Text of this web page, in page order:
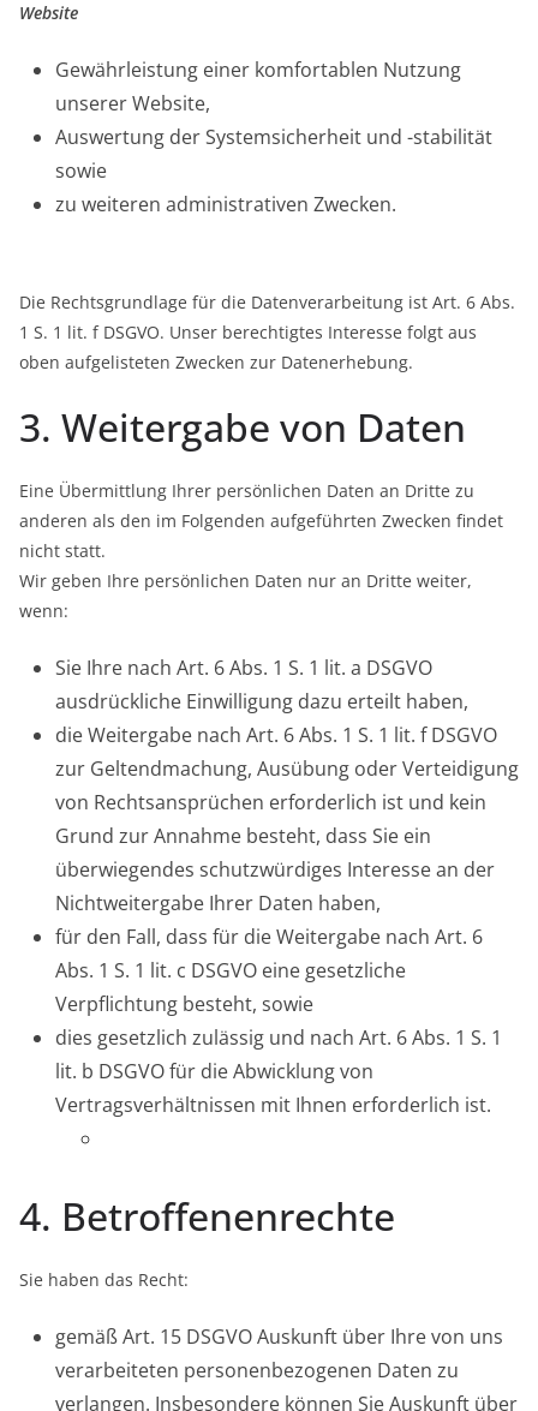
Website
Gewährleistung einer komfortablen Nutzung
unserer Website,
Auswertung der Systemsicherheit und -stabilität
sowie
zu weiteren administrativen Zwecken.
Die Rechtsgrundlage für die Datenverarbeitung ist Art. 6 Abs.
1 S. 1 lit. f DSGVO. Unser berechtigtes Interesse folgt aus
oben aufgelisteten Zwecken zur Datenerhebung.
3. Weitergabe von Daten
Eine Übermittlung Ihrer persönlichen Daten an Dritte zu
anderen als den im Folgenden aufgeführten Zwecken findet
nicht statt.
Wir geben Ihre persönlichen Daten nur an Dritte weiter,
wenn:
Sie Ihre nach Art. 6 Abs. 1 S. 1 lit. a DSGVO
ausdrückliche Einwilligung dazu erteilt haben,
die Weitergabe nach Art. 6 Abs. 1 S. 1 lit. f DSGVO
zur Geltendmachung, Ausübung oder Verteidigung
von Rechtsansprüchen erforderlich ist und kein
Grund zur Annahme besteht, dass Sie ein
überwiegendes schutzwürdiges Interesse an der
Nichtweitergabe Ihrer Daten haben,
für den Fall, dass für die Weitergabe nach Art. 6
Abs. 1 S. 1 lit. c DSGVO eine gesetzliche
Verpflichtung besteht, sowie
dies gesetzlich zulässig und nach Art. 6 Abs. 1 S. 1
lit. b DSGVO für die Abwicklung von
Vertragsverhältnissen mit Ihnen erforderlich ist.
4. Betroffenenrechte
Sie haben das Recht:
gemäß Art. 15 DSGVO Auskunft über Ihre von uns
verarbeiteten personenbezogenen Daten zu
verlangen. Insbesondere können Sie Auskunft über